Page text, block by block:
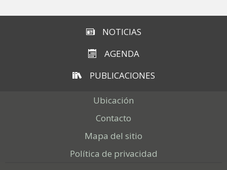
NOTICIAS
AGENDA
PUBLICACIONES
Ubicación
Contacto
Mapa del sitio
Política de privacidad